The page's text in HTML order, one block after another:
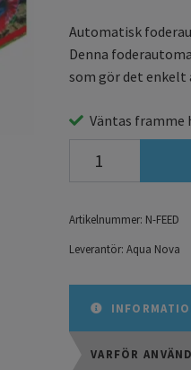
Automatisk
Denna
som gör det enkelt
Väntas framme
Artikelnummer: N-FEED
Leverantör: Aqua Nova
VARFÖR